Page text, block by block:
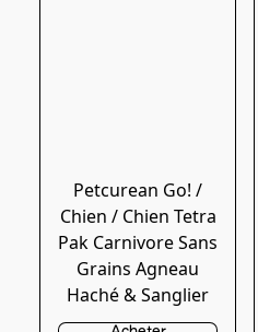
Petcurean Go! /
Chien / Chien Tetra
Pak Carnivore Sans
Grains Agneau
Haché & Sanglier